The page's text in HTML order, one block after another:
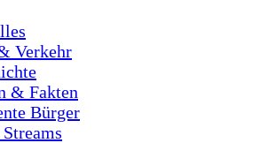
Verkehr
& Fakten
Bürger